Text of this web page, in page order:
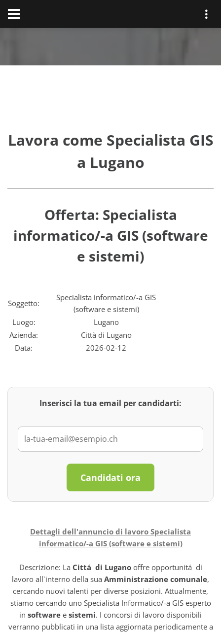
Lavora come Specialista GIS
a Lugano
Offerta: Specialista
informatico/-a GIS (software
e sistemi)
Soggetto:
Specialista informatico/-a GIS
(software e sistemi)
Luogo:
Lugano
Azienda:
Città di Lugano
Data:
2026-02-12
Inserisci la tua email per candidarti:
Candidati ora
Dettagli dell'annuncio di lavoro Specialista
informatico/-a GIS (software e sistemi)
Descrizione: La Cittá di Luganooffre opportunitá di
lavoro all`interno della sua Amministrazione comunale,
cercando nuovi talenti per diverse posizioni. Attualmente,
stiamo cercando uno Specialista Informatico/-a GIS esperto
in software e sistemi. I concorsi di lavoro disponibili
verranno pubblicati in una lista aggiornata periodicamente a